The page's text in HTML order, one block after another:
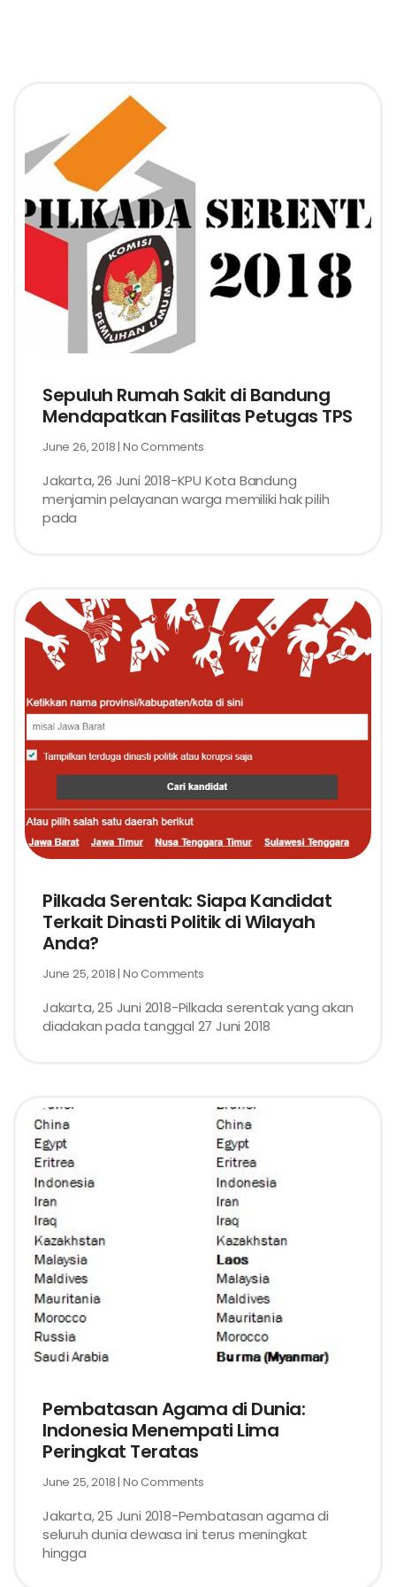
Sepuluh Rumah Sakit di Bandung
Mendapatkan Fasilitas Petugas TPS
June 26, 2018 No Comments
Jakarta, 26 Juni 2018-KPU Kota Bandung
menjamin pelayanan warga memiliki hak pilih
pada
Pilkada Serentak: Siapa Kandidat
Terkait Dinasti Politik di Wilayah
Anda?
June 25, 2018 No Comments
Jakarta, 25 Juni 2018-Pilkada serentak yang akan
diadakan pada tanggal 27 Juni 2018
Pembatasan Agama di Dunia:
Indonesia Menempati Lima
Peringkat Teratas
June 25, 2018 No Comments
Jakarta, 25 Juni 2018-Pembatasan agama di
seluruh dunia dewasa ini terus meningkat
hingga